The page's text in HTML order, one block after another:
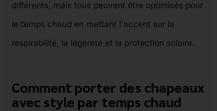
différents, mais tous peuvent être optimisés pour
le temps chaud en mettant l'accent sur la
respirabilité, la légèreté et la protection solaire.
Comment porter des chapeaux
avec style par temps chaud